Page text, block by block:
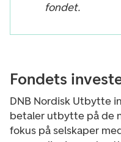
fondet.
Fondets
DNB Nordisk Utbytte
betaler utbytte på de
fokus på selskaper